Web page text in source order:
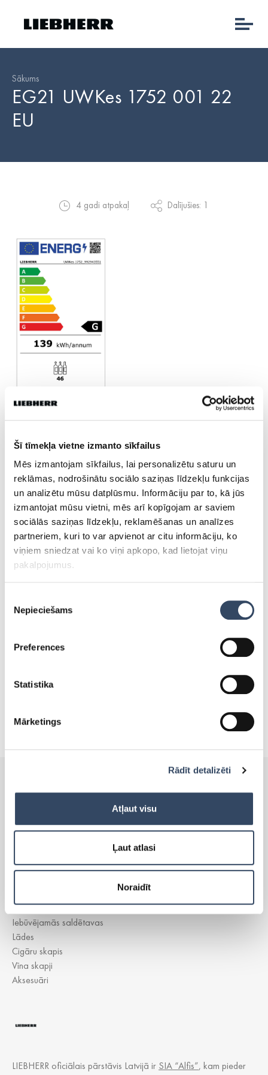
Šī tīmekļa vietne izmanto sīkfailus
Mēs izmantojam sīkfailus, lai personalizētu saturu un
reklāmas, nodrošinātu sociālo saziņas līdzekļu funkcijas
un analizētu mūsu datplūsmu. Informāciju par to, kā jūs
izmantojat mūsu vietni, mēs arī kopīgojam ar saviem
sociālās saziņas līdzekļu, reklamēšanas un analīzes
partneriem, kuri to var apvienot ar citu informāciju, ko
viņiem sniedzat vai ko viņi apkopo, kad lietojat viņu
pakalpojumus.
izvēle
Nepieciešams
Preferences
Statistika
Mārketings
Rādīt detalizēti
Atļaut visu
Ļaut atlasi
Noraidīt
Sākums
EG21 UWKes 1752 001 22
EU
4 gadi atpakaļ Dalījušies: 1
JANISD
Dalies
SALDĒTAVAS, KURAS VAR
TIKT IZMANTOTAS ZEMĀS
LIEBHERR oficiālais pārstāvis Latvijā ir SIA “Alfis”, kam pieder
PRODUKTI
Side-By-Side
Iebūvējamie ledusskapji
Iebūvējamās saldētavas
Lādes
Cigāru skapis
Vīna skapji
Aksesuāri